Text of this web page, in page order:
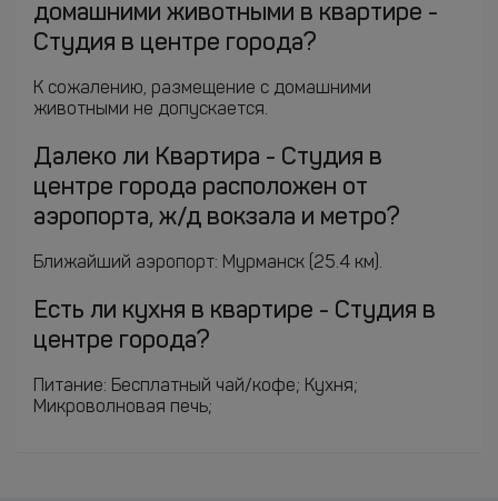
домашними животными в квартире -
Студия в центре города?
К сожалению, размещение с домашними
животными не допускается.
Далеко ли Квартира - Студия в
центре города расположен от
аэропорта, ж/д вокзала и метро?
Ближайший аэропорт: Мурманск (25.4 км).
Есть ли кухня в квартире - Студия в
центре города?
Питание: Бесплатный чай/кофе; Кухня;
Микроволновая печь;